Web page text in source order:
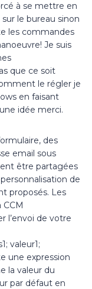
à se mettre en
le bureau sinon
les commandes
Je suis
que ce soit
le régler je
en faisant
idée merci.
des
email sous
être partagées
de
proposés. Les
l’envoi de votre
valeur1;
une expression
la valeur du
par défaut en